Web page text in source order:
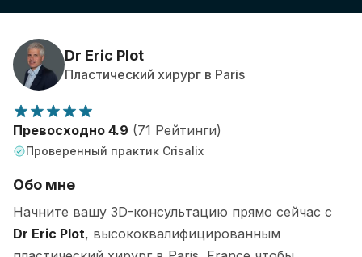
Dr Eric Plot
Пластический хирург в Paris
Превосходно 4.9 (71 Рейтинги)
Проверенный практик Crisalix
Обо мне
Начните вашу 3D-консультацию прямо сейчас с
Dr Eric Plot, высококвалифицированным